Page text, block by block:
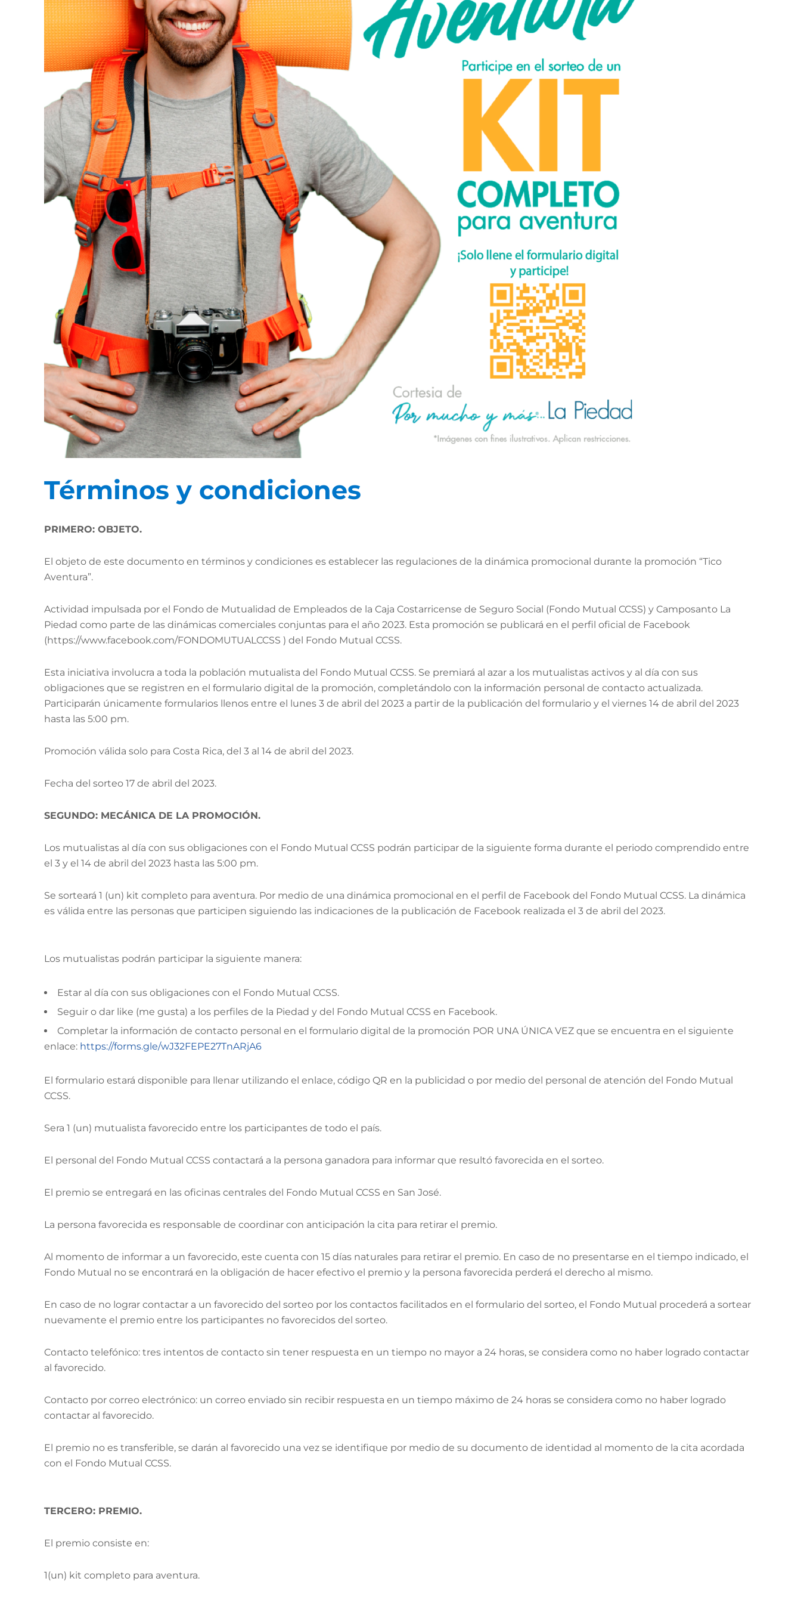
Términos y condiciones
PRIMERO: OBJETO.
El objeto de este documento en términos y condiciones es establecer las regulaciones de la dinámica promocional durante la promoción “Tico
Aventura”.
Actividad impulsada por el Fondo de Mutualidad de Empleados de la Caja Costarricense de Seguro Social (Fondo Mutual CCSS) y Camposanto La
Piedad como parte de las dinámicas comerciales conjuntas para el año 2023. Esta promoción se publicará en el perfil oficial de Facebook
(https://www.facebook.com/FONDOMUTUALCCSS ) del Fondo Mutual CCSS.
Esta iniciativa involucra a toda la población mutualista del Fondo Mutual CCSS. Se premiará al azar a los mutualistas activos y al día con sus
obligaciones que se registren en el formulario digital de la promoción, completándolo con la información personal de contacto actualizada.
Participarán únicamente formularios llenos entre el lunes 3 de abril del 2023 a partir de la publicación del formulario y el viernes 14 de abril del 2023
hasta las 5:00 pm.
Promoción válida solo para Costa Rica, del 3 al 14 de abril del 2023.
Fecha del sorteo 17 de abril del 2023.
SEGUNDO: MECÁNICA DE LA PROMOCIÓN.
Los mutualistas al día con sus obligaciones con el Fondo Mutual CCSS podrán participar de la siguiente forma durante el periodo comprendido entre
el 3 y el 14 de abril del 2023 hasta las 5:00 pm.
Se sorteará 1 (un) kit completo para aventura. Por medio de una dinámica promocional en el perfil de Facebook del Fondo Mutual CCSS. La dinámica
es válida entre las personas que participen siguiendo las indicaciones de la publicación de Facebook realizada el 3 de abril del 2023.
Los mutualistas podrán participar la siguiente manera:
Estar al día con sus obligaciones con el Fondo Mutual CCSS.
Seguir o dar like (me gusta) a los perfiles de la Piedad y del Fondo Mutual CCSS en Facebook.
Completar la información de contacto personal en el formulario digital de la promoción POR UNA ÚNICA VEZ que se encuentra en el siguiente
enlace: https://forms.gle/wJ32FEPE27TnARjA6
El formulario estará disponible para llenar utilizando el enlace, código QR en la publicidad o por medio del personal de atención del Fondo Mutual
CCSS.
Sera 1 (un) mutualista favorecido entre los participantes de todo el país.
El personal del Fondo Mutual CCSS contactará a la persona ganadora para informar que resultó favorecida en el sorteo.
El premio se entregará en las oficinas centrales del Fondo Mutual CCSS en San José.
La persona favorecida es responsable de coordinar con anticipación la cita para retirar el premio.
Al momento de informar a un favorecido, este cuenta con 15 días naturales para retirar el premio. En caso de no presentarse en el tiempo indicado, el
Fondo Mutual no se encontrará en la obligación de hacer efectivo el premio y la persona favorecida perderá el derecho al mismo.
En caso de no lograr contactar a un favorecido del sorteo por los contactos facilitados en el formulario del sorteo, el Fondo Mutual procederá a sortear
nuevamente el premio entre los participantes no favorecidos del sorteo.
Contacto telefónico: tres intentos de contacto sin tener respuesta en un tiempo no mayor a 24 horas, se considera como no haber logrado contactar
al favorecido.
Contacto por correo electrónico: un correo enviado sin recibir respuesta en un tiempo máximo de 24 horas se considera como no haber logrado
contactar al favorecido.
El premio no es transferible, se darán al favorecido una vez se identifique por medio de su documento de identidad al momento de la cita acordada
con el Fondo Mutual CCSS.
TERCERO: PREMIO.
El premio consiste en:
1(un) kit completo para aventura.